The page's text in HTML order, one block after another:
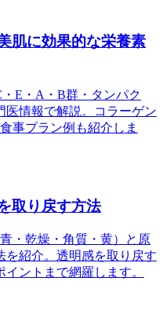
肌に効果的な栄養素
E・A・B群・タンパク
医情報で解説。コラーゲン
事プラン例も紹介しま
取り戻す方法
・乾燥・角質・黄）と原
を紹介。透明感を取り戻す
ントまで網羅します。